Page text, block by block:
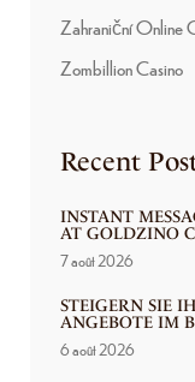
Zahraniční Online
Zombillion Casino
Recent
INSTANT
AT GOLDZINO
7 août 2026
STEIGERN SIE
ANGEBOTE IM
6 août 2026